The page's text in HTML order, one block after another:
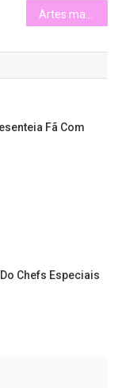
Fã Com
Chefs Especiais